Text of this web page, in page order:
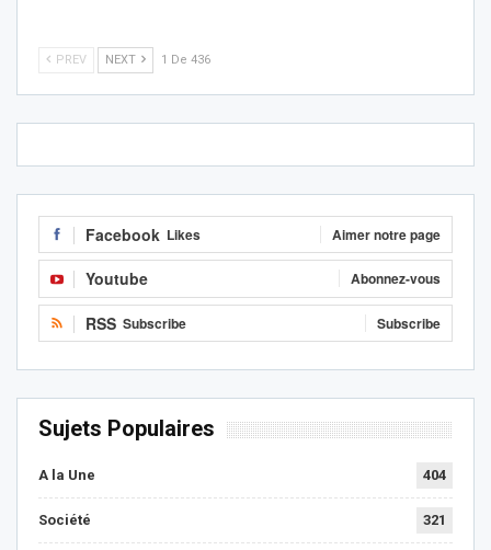
PREV NEXT 1 De 436
Facebook Likes Aimer notre page
Youtube Abonnez-vous
RSS Subscribe Subscribe
Sujets Populaires
A la Une 404
Société 321